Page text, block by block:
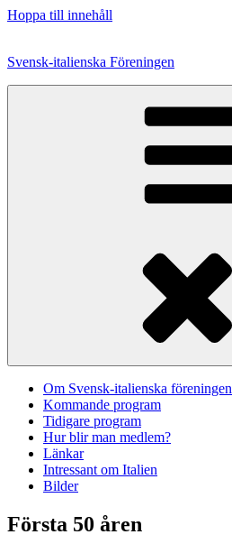
Hoppa till innehåll
Svensk-italienska Föreningen
Om Svensk-italienska föreningen
Kommande program
Tidigare program
Hur blir man medlem?
Länkar
Intressant om Italien
Bilder
Första 50 åren